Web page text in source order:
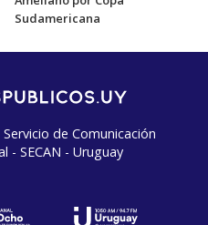
Sudamericana
de Comunicación
- SECAN - Uruguay